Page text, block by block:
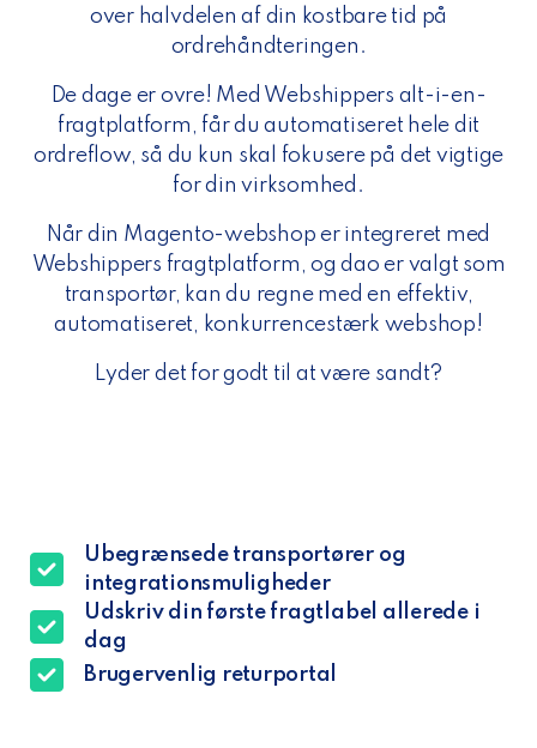
over halvdelen af din kostbare tid på
ordrehåndteringen.
De dage er ovre! Med Webshippers alt-i-en-
fragtplatform, får du automatiseret hele dit
ordreflow, så du kun skal fokusere på det vigtige
for din virksomhed.
Når din Magento-webshop er integreret med
Webshippers fragtplatform, og dao er valgt som
transportør, kan du regne med en effektiv,
automatiseret, konkurrencestærk webshop!
Lyder det for godt til at være sandt?
Ubegrænsede transportører og
integrationsmuligheder
Udskriv din første fragtlabel allerede i
dag
Brugervenlig returportal